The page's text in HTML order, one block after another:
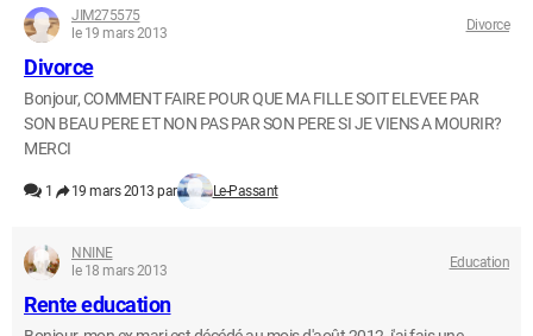
JIM275575
le 19 mars 2013
Divorce
Divorce
Bonjour, COMMENT FAIRE POUR QUE MA FILLE SOIT ELEVEE PAR
SON BEAU PERE ET NON PAS PAR SON PERE SI JE VIENS A MOURIR?
MERCI
1 19 mars 2013 par Le-Passant
NNINE
le 18 mars 2013
Education
Rente education